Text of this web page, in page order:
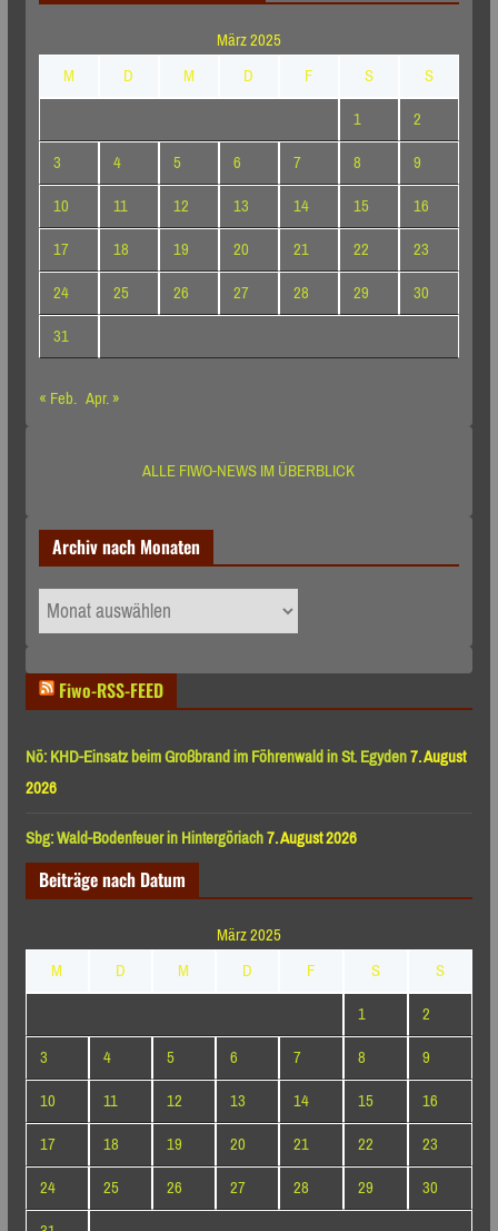
März 2025
M
D M D F S
S
1
2
3
4 5 6 7 8
9
10
11 12 13 14 15
16
17
18 19 20 21 22
23
24
25 26 27 28 29
30
31
« Feb. Apr. »
ALLE FIWO-NEWS IM ÜBERBLICK
Archiv nach Monaten
Archiv
nach
Fiwo-RSS-FEED
Nö: KHD-Einsatz beim Großbrand im Föhrenwald in St. Egyden7. August
2026
Sbg: Wald-Bodenfeuer in Hintergöriach7. August 2026
Beiträge nach Datum
März 2025
M
D M D F S
S
1
2
3
4 5 6 7 8
9
10
11 12 13 14 15
16
17
18 19 20 21 22
23
24
25 26 27 28 29
30